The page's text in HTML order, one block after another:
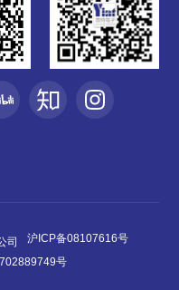
司
沪ICP备08107616号
号